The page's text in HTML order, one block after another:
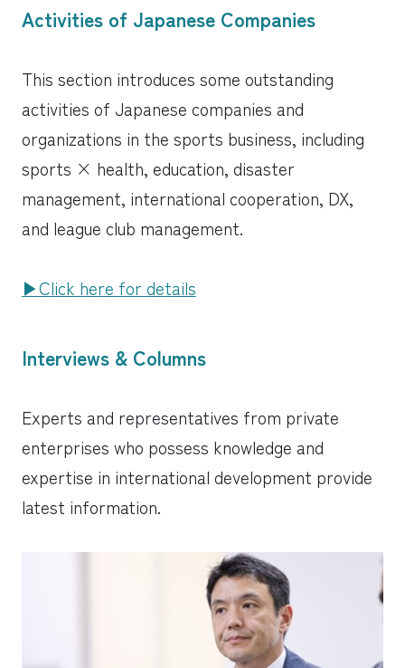
Activities of Japanese Companies
This section introduces some outstanding
activities of Japanese companies and
organizations in the sports business, including
sports × health, education, disaster
management, international cooperation, DX,
and league club management.
▶︎Click here for details
Interviews & Columns
Experts and representatives from private
enterprises who possess knowledge and
expertise in international development provide
latest information.